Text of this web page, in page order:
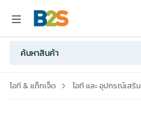
ไอที & แก็ทเจ็ด ไอที และ อุปกรณ์เสริม